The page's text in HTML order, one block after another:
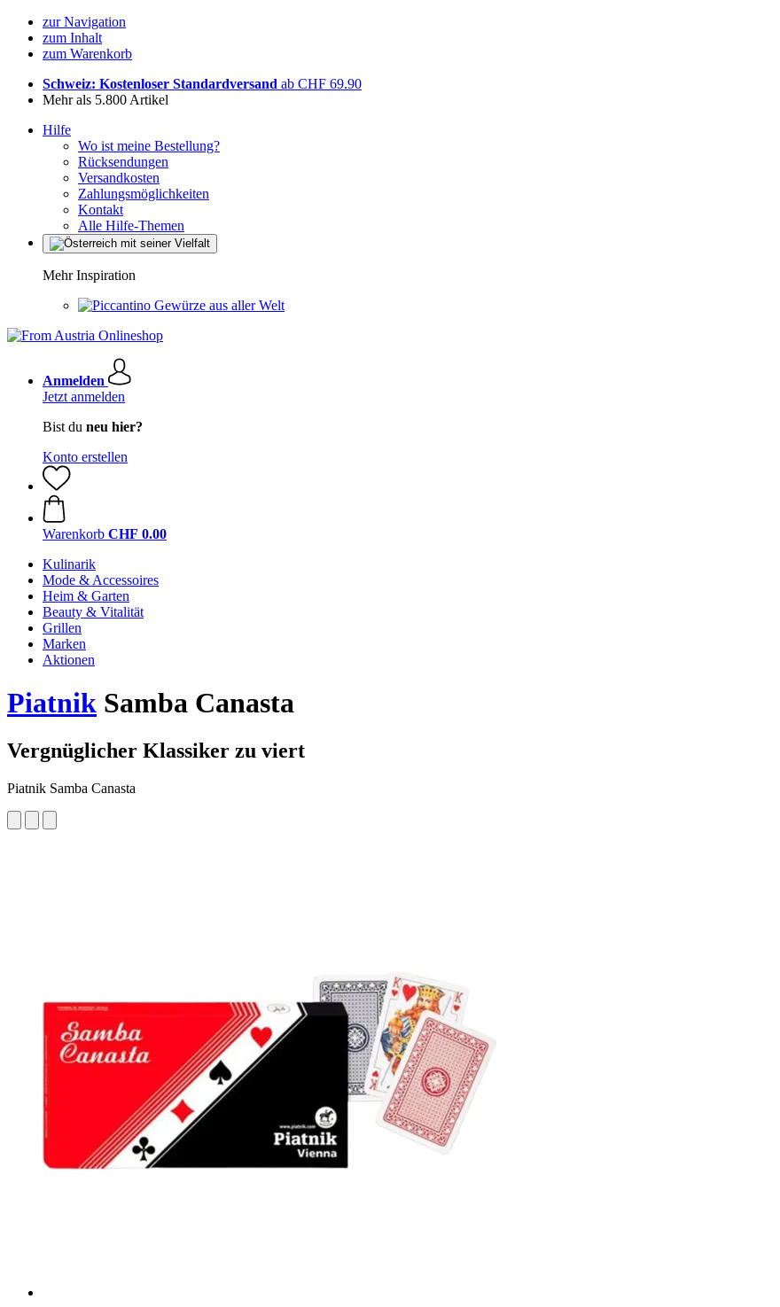
zur Navigation
zum Inhalt
zum Warenkorb
Schweiz: Kostenloser Standardversand ab CHF 69.90
Mehr als 5.800 Artikel
Hilfe
Wo ist meine Bestellung?
Rücksendungen
Versandkosten
Zahlungsmöglichkeiten
Kontakt
Alle Hilfe-Themen
Mehr Inspiration
Gewürze aus aller Welt
Anmelden
Jetzt anmelden
Bist du neu hier?
Konto erstellen
Warenkorb CHF 0.00
Kulinarik
Mode & Accessoires
Heim & Garten
Beauty & Vitalität
Grillen
Marken
Aktionen
Piatnik Samba Canasta
Vergnüglicher Klassiker zu viert
Piatnik Samba Canasta